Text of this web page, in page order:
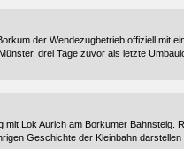
der Wendezugbetrieb offiziell mit
drei Tage zuvor als letzte
mit Lok Aurich am Borkumer
Geschichte der Kleinbahn darstellen